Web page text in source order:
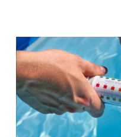
Ajuster
le
pH
de
l’eau